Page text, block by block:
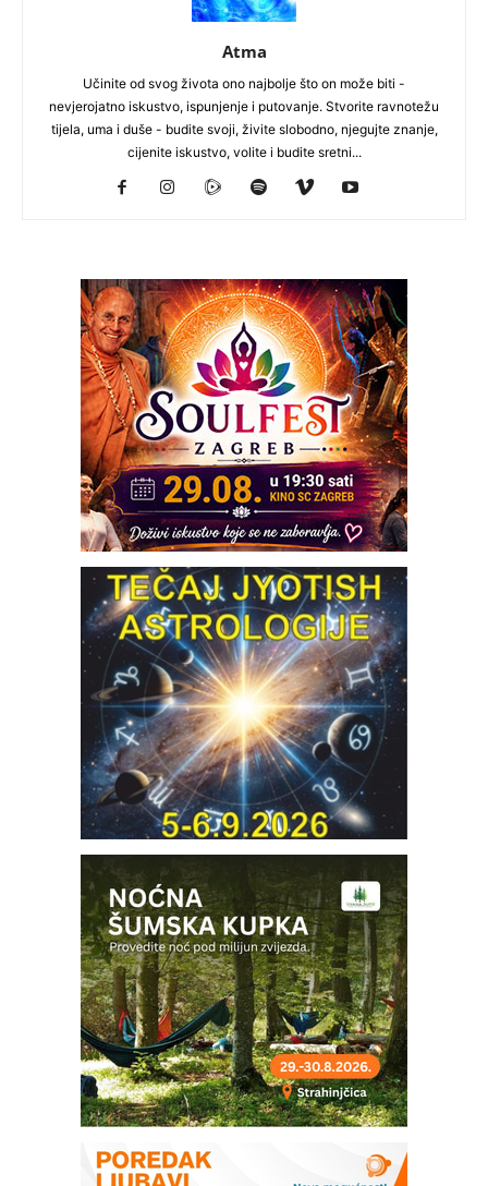
Atma
Učinite od svog života ono najbolje što on može biti -
nevjerojatno iskustvo, ispunjenje i putovanje. Stvorite ravnotežu
tijela, uma i duše - budite svoji, živite slobodno, njegujte znanje,
cijenite iskustvo, volite i budite sretni...